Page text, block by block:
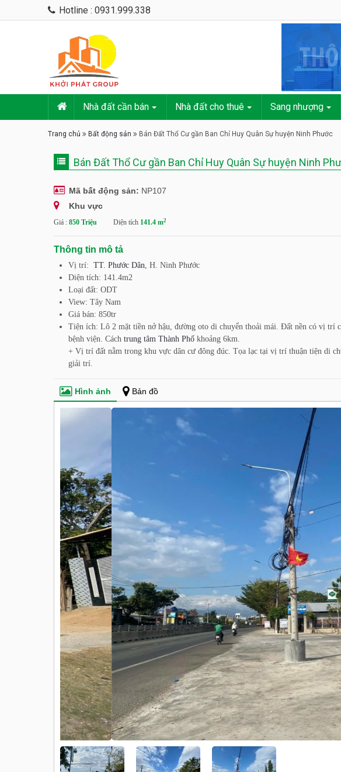
Hotline : 0931.999.338
Nhà đất cần bán Nhà đất cho thuê Sang nhượng
Trang chủ Bất động sản Bán Đất Thổ Cư gần Ban Chỉ Huy Quân Sự huyện Ninh Phước
Bán Đất Thổ Cư gần Ban Chỉ Huy Quân Sự huyện Ninh
Mã bất động sản: NP107
Khu vực
Giá : 850 Triệu Diện tích 141.4 m2
Thông tin mô tả
Vị trí: TT. Phước Dân, H. Ninh Phước
Diện tích: 141.4m2
Loại đất: ODT
View: Tây Nam
Giá bán: 850tr
Tiện ích: Lô 2 mặt tiền nở hậu, đường oto di chuyển thoải mái. Đất nền có vị trí
bệnh viện. Cách trung tâm Thành Phố khoảng 6km.
+ Vị trí đất nằm trong khu vực dân cư đông đúc. Tọa lạc tại vị trí thuận tiện di
giải trí.
Hình ảnh Bản đồ